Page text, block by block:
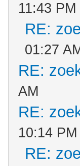
11:43 PM
RE:
01:27
RE:
AM
RE:
10:14 PM
RE: